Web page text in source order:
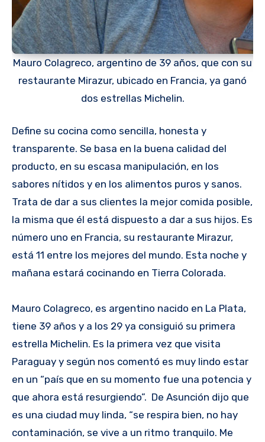
Mauro Colagreco, argentino de 39 años, que con su
restaurante Mirazur, ubicado en Francia, ya ganó
dos estrellas Michelin.
Define su cocina como sencilla, honesta y
transparente. Se basa en la buena calidad del
producto, en su escasa manipulación, en los
sabores nítidos y en los alimentos puros y sanos.
Trata de dar a sus clientes la mejor comida posible,
la misma que él está dispuesto a dar a sus hijos. Es
número uno en Francia, su restaurante Mirazur,
está 11 entre los mejores del mundo. Esta noche y
mañana estará cocinando en Tierra Colorada.
Mauro Colagreco, es argentino nacido en La Plata,
tiene 39 años y a los 29 ya consiguió su primera
estrella Michelin. Es la primera vez que visita
Paraguay y según nos comentó es muy lindo estar
en un “país que en su momento fue una potencia y
que ahora está resurgiendo”. De Asunción dijo que
es una ciudad muy linda, “se respira bien, no hay
contaminación, se vive a un ritmo tranquilo. Me